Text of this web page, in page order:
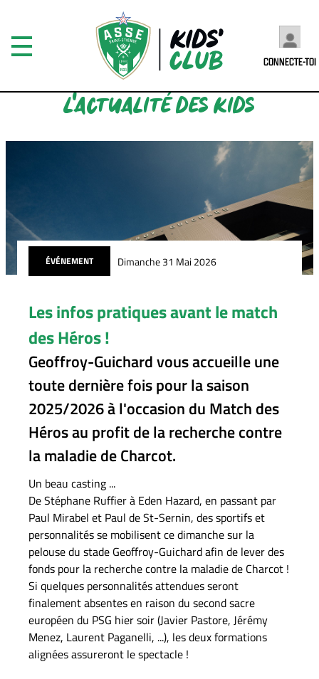
CONNECTE-TOI
L'ACTUALITÉ DES KIDS
ÉVÉNEMENT Dimanche 31 Mai 2026
Les infos pratiques avant le match
des Héros !
Geoffroy-Guichard vous accueille une
toute dernière fois pour la saison
2025/2026 à l'occasion du Match des
Héros au profit de la recherche contre
la maladie de Charcot.
Un beau casting ...
De Stéphane Ruffier à Eden Hazard, en passant par
Paul Mirabel et Paul de St-Sernin, des sportifs et
personnalités se mobilisent ce dimanche sur la
pelouse du stade Geoffroy-Guichard afin de lever des
fonds pour la recherche contre la maladie de Charcot !
Si quelques personnalités attendues seront
finalement absentes en raison du second sacre
européen du PSG hier soir (Javier Pastore, Jérémy
Menez, Laurent Paganelli, ...), les deux formations
alignées assureront le spectacle !